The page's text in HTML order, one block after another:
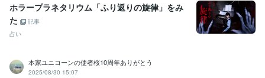
ホラープラネタリウム「ふり返りの旋律」をみ
た
記事
占い
本家ユニコーンの使者桜10周年ありがとう
2025/08/30 15:07